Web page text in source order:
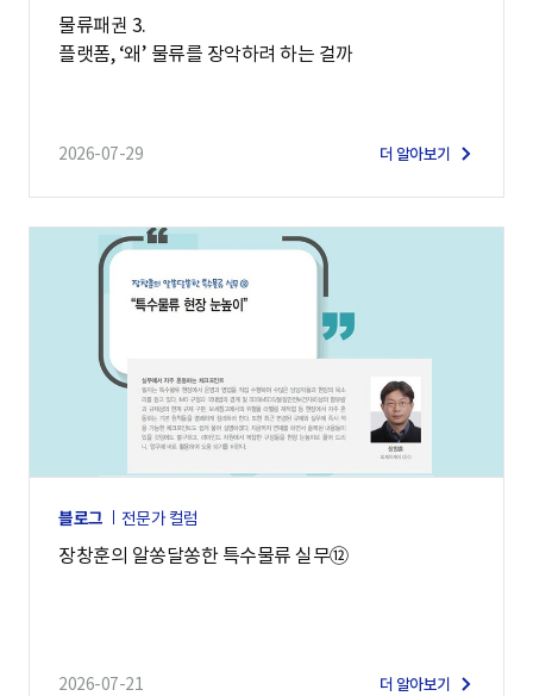
물류패권 3.
플랫폼, ‘왜’ 물류를 장악하려 하는 걸까
2026-07-29 더 알아보기
블로그 전문가 컬럼
장창훈의 알쏭달쏭한 특수물류 실무⑫
2026-07-21 더 알아보기